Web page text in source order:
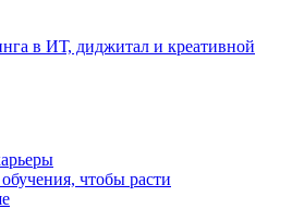
в ИТ, диджитал и креативной
чтобы расти